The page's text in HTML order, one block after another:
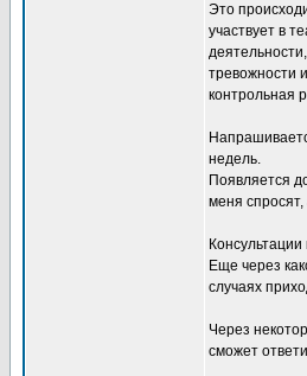
Это
участвует в
тревожности
контрольная
недель.
Появляется
меня
Еще через
случаях
Через
сможет